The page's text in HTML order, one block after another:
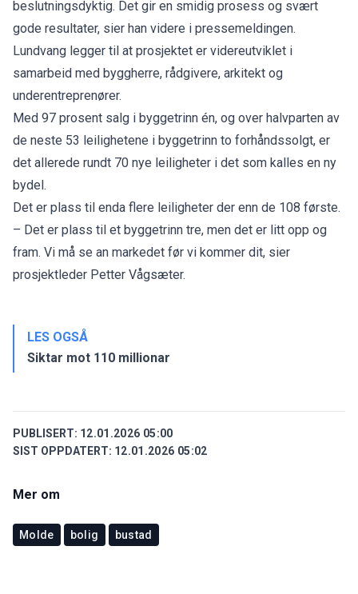
beslutningsdyktig. Det gir en smidig prosess og svært
gode resultater, sier han videre i pressemeldingen.
Lundvang legger til at prosjektet er videreutviklet i
samarbeid med byggherre, rådgivere, arkitekt og
underentreprenører.
Med 97 prosent salg i byggetrinn én, og over halvparten av
de neste 53 leilighetene i byggetrinn to forhåndssolgt, er
det allerede rundt 70 nye leiligheter i det som kalles en ny
bydel.
Det er plass til enda flere leiligheter der enn de 108 første.
– Det er plass til et byggetrinn tre, men det er litt opp og
fram. Vi må se an markedet før vi kommer dit, sier
prosjektleder Petter Vågsæter.
LES OGSÅ
Siktar mot 110 millionar
PUBLISERT: 12.01.2026 05:00
SIST OPPDATERT: 12.01.2026 05:02
Mer om
Molde bolig bustad